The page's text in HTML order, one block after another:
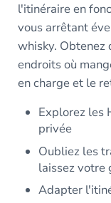
l'itinéraire en
vous arrêtant
whisky. Obtenez
endroits où
en charge et le
Explorez les
privée
Oubliez les
laissez votre
Adapter